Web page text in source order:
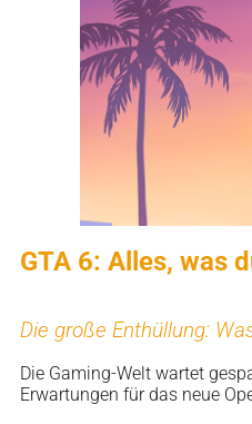
GTA 6: Alles, was
Die große Enthüllung:
Die Gaming-Welt wartet
Erwartungen für das neue